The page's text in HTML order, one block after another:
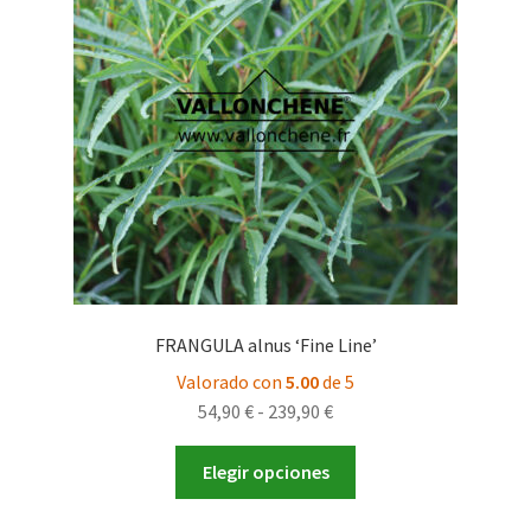
pueden
elegir
en
la
página
de
producto
FRANGULA alnus ‘Fine Line’
Valorado con 5.00de 5
54,90 € - 239,90 €Rango
de
desde
Elegir opciones